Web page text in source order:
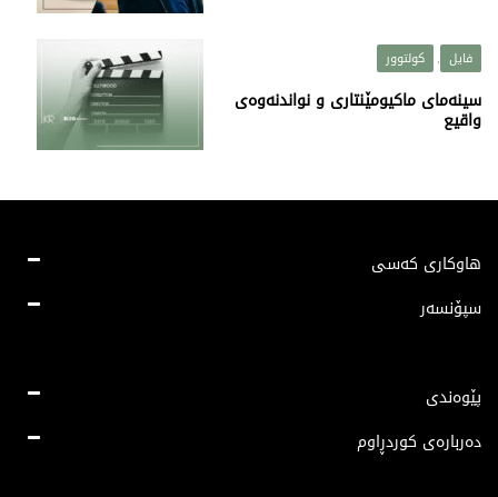
فایل , کولتوور
سینەمای ماکیومێنتاری و نواندنەوەی
واقیع
هاوکاری کەسی
سپۆنسەر
پێوەندی
دەربارەی کوردڕاوم